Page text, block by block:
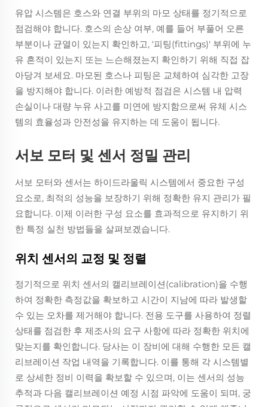
유압 시스템은 호스와 연결 부위의 마모 상태를 정기적으로
점검해야 합니다. 호스의 손상 여부, 예를 들어 부풀어 오른
부분이나 균열이 있는지 확인하고, '피팅(fittings)' 부위에 누
유 흔적이 있는지 또는 느슨해졌는지 확인하기 위해 직접 잡
아당겨 보세요. 마모된 호스나 피팅은 교체하여 심각한 고장
을 방지해야 합니다. 이러한 예방적 점검은 시스템 내 압력
손실이나 대량 누유 사고를 미연에 방지함으로써 유체 시스
템의 효율성과 안전성을 유지하는 데 도움이 됩니다.
서보 모터 및 센서 정밀 관리
서보 모터와 센서는 하이드라울릭 시스템에서 중요한 구성
요소로, 최적의 성능을 보장하기 위해 정확한 유지 관리가 필
요합니다. 이제 이러한 구성 요소를 효과적으로 유지하기 위
한 특정 실천 방법들을 살펴보겠습니다.
위치 센서의 교정 및 정렬
정기적으로 위치 센서의 캘리브레이션(calibration)을 수행
하여 정확한 측정값을 확보하고 시간이 지남에 따라 발생할
수 있는 오차를 제거해야 합니다. 전용 도구를 사용하여 정렬
상태를 점검한 후 제조사의 요구 사항에 따라 정확한 위치에
맞는지를 확인합니다. 당사는 이 장비에 대해 수행한 모든 캘
리브레이션 작업 내역을 기록합니다. 이를 통해 각 시스템별
로 상세한 정비 이력을 확보할 수 있으며, 이는 센서의 성능
추적과 다음 캘리브레이션 예정 시점 파악에 도움이 되며, 궁